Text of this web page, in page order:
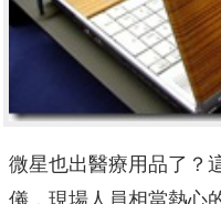
微星也出醫療用品了？
儀，現場人員相當熱心